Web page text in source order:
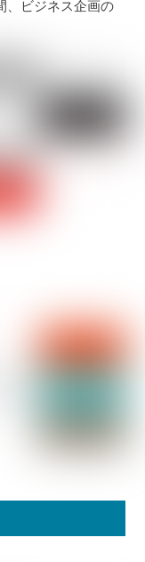
ビジネス企画の